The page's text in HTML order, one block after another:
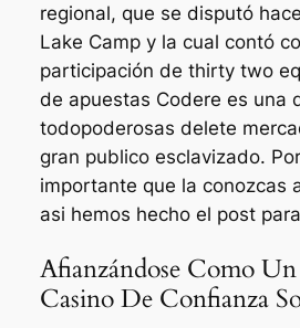
regional, que se disputó
Lake Camp y la cual contó
participación de thirty two
de apuestas Codere es una
todopoderosas delete
gran publico esclavizado.
importante que la conozcas
asi hemos hecho el post
Afianzándose Como
Casino De Confianza